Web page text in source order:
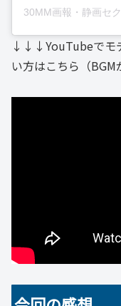
↓↓↓YouTubeでモ
い方はこちら（